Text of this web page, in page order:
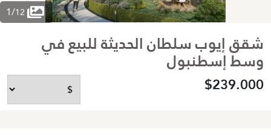
1/12
شقق إيوب سلطان الحديثة للبيع في
وسط إسطنبول
$239.000